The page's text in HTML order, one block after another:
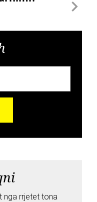
nga rrjetet tona